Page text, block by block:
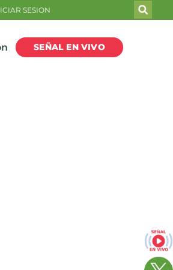
SESION
SEÑAL EN VIVO